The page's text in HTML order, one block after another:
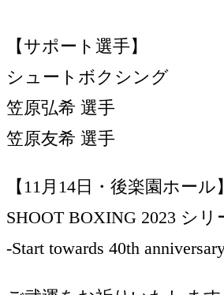
【サポート選手】
シュートボクシング
笠原弘希 選手
笠原友希 選手
【11月14日・後楽園ホール】
SHOOT BOXING 2023 シリ
-Start towards 40th